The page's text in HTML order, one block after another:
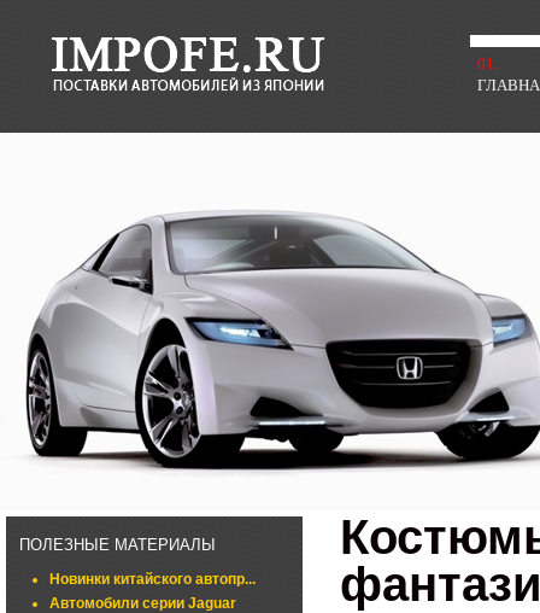
01.
ПОЛЕЗНЫЕ МАТЕРИАЛЫ
Новинки китайского автопр...
Автомобили серии Jaguar